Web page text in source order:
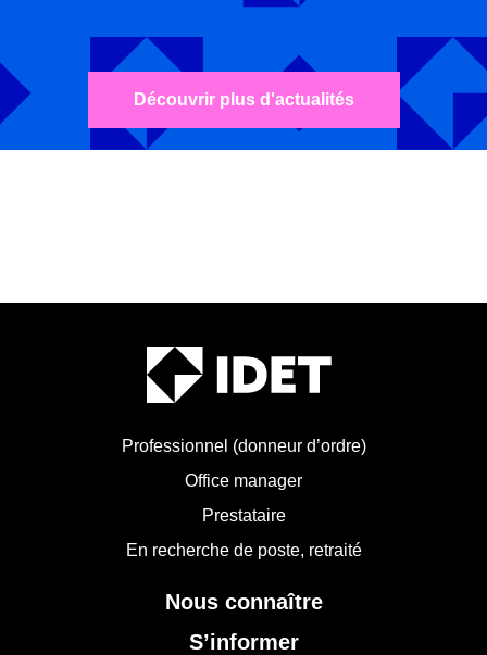
Découvrir plus d'actualités
Professionnel (donneur d’ordre)
Office manager
Prestataire
En recherche de poste, retraité
Nous connaître
S’informer